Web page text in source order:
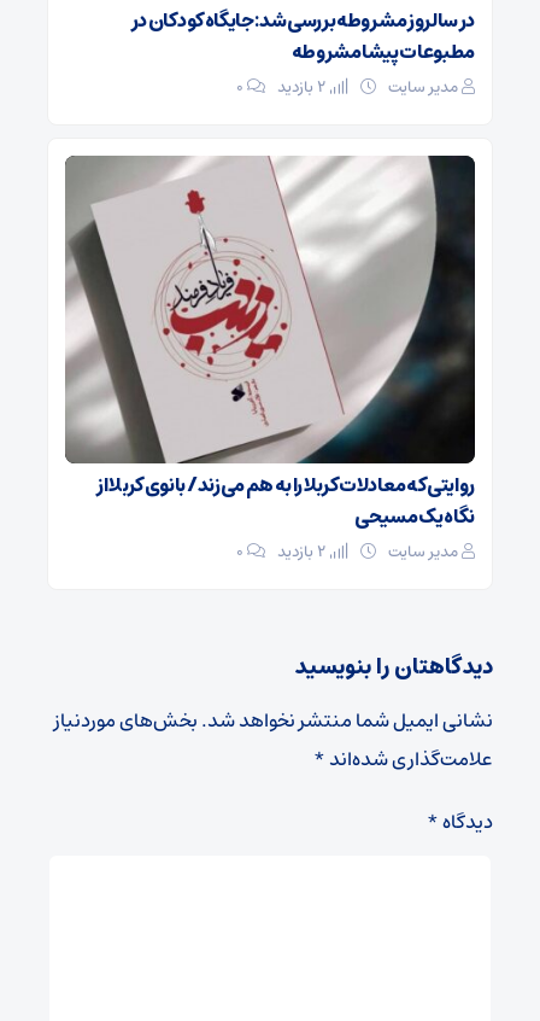
در سالروز مشروطه بررسی شد: جایگاه کودکان در
مطبوعات پیشامشروطه
مدیر سایت ۰
روایتی که معادلات کربلا را به هم می‌زند/ بانوی کربلا از
نگاه یک مسیحی
مدیر سایت ۰
دیدگاهتان را بنویسید
نشانی ایمیل شما منتشر نخواهد شد.بخش‌های موردنیاز
علامت‌گذاری شده‌اند*
دیدگاه*